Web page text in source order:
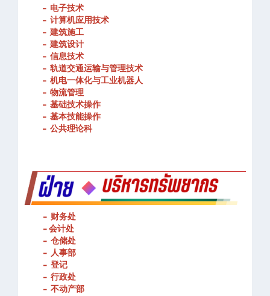
- 电子技术
- 计算机应用技术
-建筑施工
-建筑设计
- 信息技术
- 轨道交通运输与管理技术
- 机电一体化与工业机器人
- 物流管理
- 基础技术操作
- 基本技能操作
- 公共理论科
- 财务处
-会计处
- 仓储处
- 人事部
- 登记
- 行政处
- 不动产部